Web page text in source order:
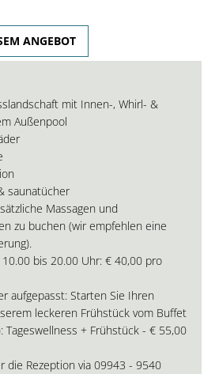
ANGEBOT
mit Innen-, Whirl- &
Außenpool
saunatücher
Massagen und
zu buchen (wir empfehlen eine
bis 20.00 Uhr: € 40,00 pro
aufgepasst: Starten Sie Ihren
leckeren Frühstück vom Buffet
Tageswellness + Frühstück - € 55,00
die Rezeption via 09943 - 9540